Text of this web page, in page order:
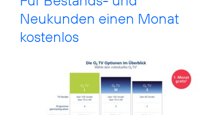
Neukunden einen Monat
kostenlos